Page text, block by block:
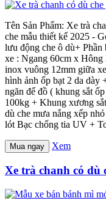
Tên Sản Phẩm: Xe trà
che mẫu thiết kế 2025 -
lưu động che ô dù+ Phần
xe : Ngang 60cm x
inox vuông 12mm giữa
hình ảnh ốp bạt 2 da dày
ngăn để đồ ( khung sắt
100kg + Khung xương
dù che mưa nắng xếp
lót Bạc chống tia UV +
Mua ngay Xem
Xe trà chanh có dù